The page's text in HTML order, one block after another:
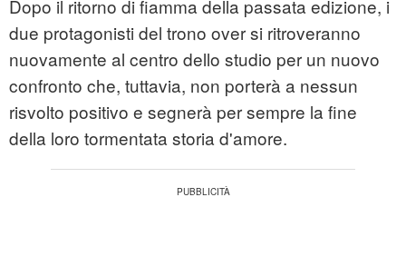
Dopo il ritorno di fiamma della passata edizione, i
due protagonisti del trono over si ritroveranno
nuovamente al centro dello studio per un nuovo
confronto che, tuttavia, non porterà a nessun
risvolto positivo e segnerà per sempre la fine
della loro tormentata storia d'amore.